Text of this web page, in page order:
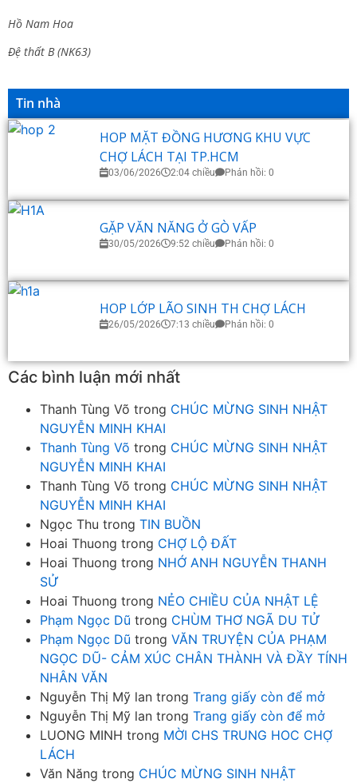
Hồ Nam Hoa
Đệ thất B (NK63)
Tin nhà
HOP MẶT ĐỒNG HƯƠNG KHU VỰC
CHỢ LÁCH TẠI TP.HCM
03/06/2026 2:04 chiều Phản hồi: 0
GẶP VĂN NĂNG Ở GÒ VẤP
30/05/2026 9:52 chiều Phản hồi: 0
HOP LỚP LÃO SINH TH CHỢ LÁCH
26/05/2026 7:13 chiều Phản hồi: 0
Các bình luận mới nhất
Thanh Tùng Võ trong CHÚC MỪNG SINH NHẬT
NGUYỄN MINH KHAI
Thanh Tùng Võ trong CHÚC MỪNG SINH NHẬT
NGUYỄN MINH KHAI
Thanh Tùng Võ trong CHÚC MỪNG SINH NHẬT
NGUYỄN MINH KHAI
Ngọc Thu trong TIN BUỒN
Hoai Thuong trong CHỢ LỘ ĐẤT
Hoai Thuong trong NHỚ ANH NGUYỄN THANH
SỬ
Hoai Thuong trong NẺO CHIỀU CỦA NHẬT LỆ
Phạm Ngọc Dũ trong CHÙM THƠ NGÃ DU TỬ
Phạm Ngọc Dũ trong VĂN TRUYỆN CỦA PHẠM
NGỌC DŨ- CẢM XÚC CHÂN THÀNH VÀ ĐẦY TÍNH
NHÂN VĂN
Nguyễn Thị Mỹ lan trong Trang giấy còn để mở
Nguyễn Thị Mỹ lan trong Trang giấy còn để mở
LUONG MINH trong MỜI CHS TRUNG HOC CHỢ
LÁCH
Văn Năng trong CHÚC MỪNG SINH NHẬT